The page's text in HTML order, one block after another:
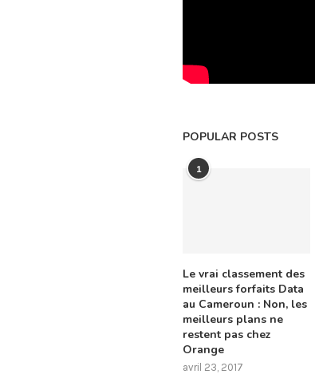
POPULAR POSTS
1
Le vrai classement des
meilleurs forfaits Data
au Cameroun : Non, les
meilleurs plans ne
restent pas chez
Orange
avril 23, 2017